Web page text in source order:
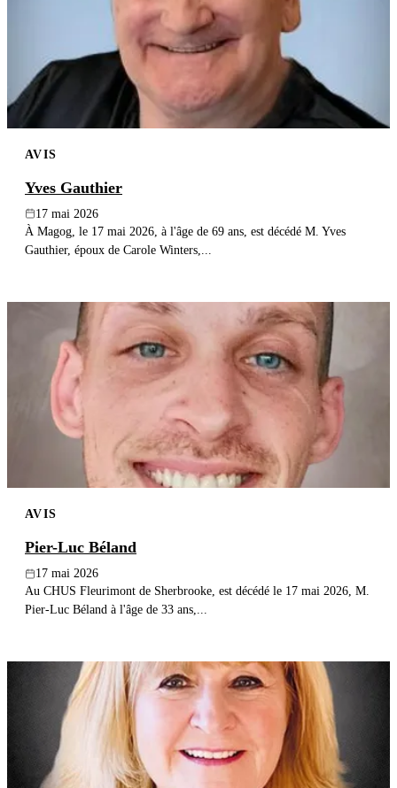
AVIS
Yves Gauthier
17 mai 2026
À Magog, le 17 mai 2026, à l'âge de 69 ans, est décédé M. Yves
Gauthier, époux de Carole Winters,...
AVIS
Pier-Luc Béland
17 mai 2026
Au CHUS Fleurimont de Sherbrooke, est décédé le 17 mai 2026, M.
Pier-Luc Béland à l'âge de 33 ans,...